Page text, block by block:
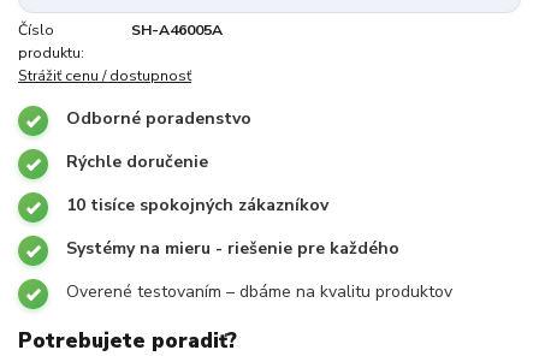
Číslo
produktu:
SH-A46005A
Strážiť cenu / dostupnosť
Odborné poradenstvo
Rýchle doručenie
10 tisíce spokojných zákazníkov
Systémy na mieru - riešenie pre každého
Overené testovaním – dbáme na kvalitu produktov
Potrebujete poradiť?